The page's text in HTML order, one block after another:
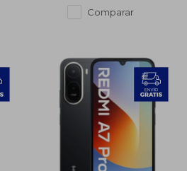
Comparar